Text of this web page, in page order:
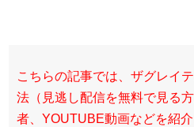
こちらの記事では、ザグレイ
法（見逃し配信を無料で見る
者、YOUTUBE動画などを紹介